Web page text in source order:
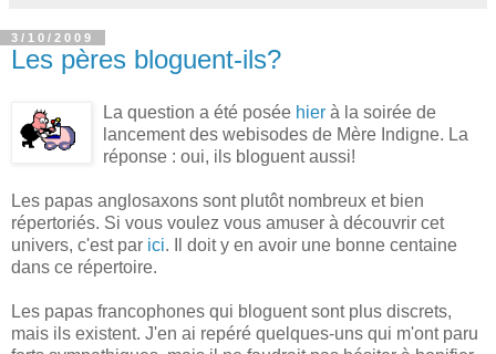
3/10/2009
Les pères bloguent-ils?
La question a été posée hier à la soirée de
lancement des webisodes de Mère Indigne. La
réponse : oui, ils bloguent aussi!
Les papas anglosaxons sont plutôt nombreux et bien
répertoriés. Si vous voulez vous amuser à découvrir cet
univers, c'est par ici. Il doit y en avoir une bonne centaine
dans ce répertoire.
Les papas francophones qui bloguent sont plus discrets,
mais ils existent. J'en ai repéré quelques-uns qui m'ont paru